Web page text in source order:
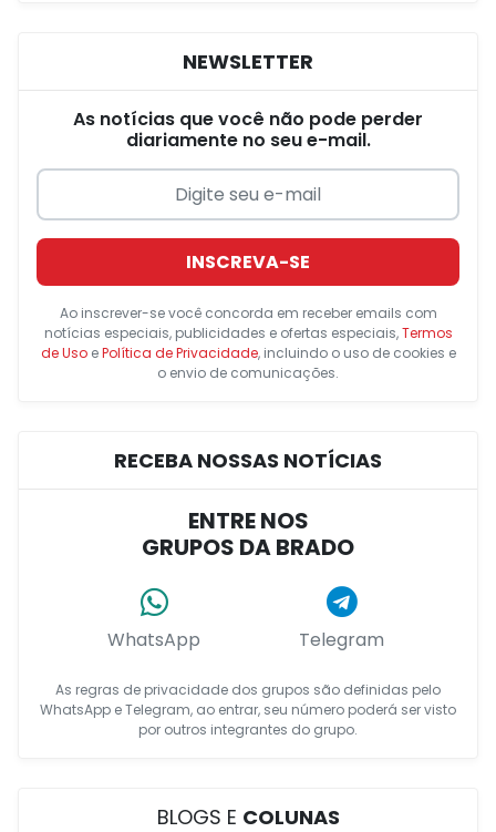
NEWSLETTER
As notícias que você não pode perder
diariamente no seu e-mail.
INSCREVA-SE
Ao inscrever-se você concorda em receber emails com
notícias especiais, publicidades e ofertas especiais,Termos
de UsoePolítica de Privacidade, incluindo o uso de cookies e
o envio de comunicações.
RECEBA NOSSAS NOTÍCIAS
ENTRE NOS
GRUPOS DA BRADO
WhatsApp Telegram
As regras de privacidade dos grupos são definidas pelo
WhatsApp e Telegram, ao entrar, seu número poderá ser visto
por outros integrantes do grupo.
BLOGS E COLUNAS